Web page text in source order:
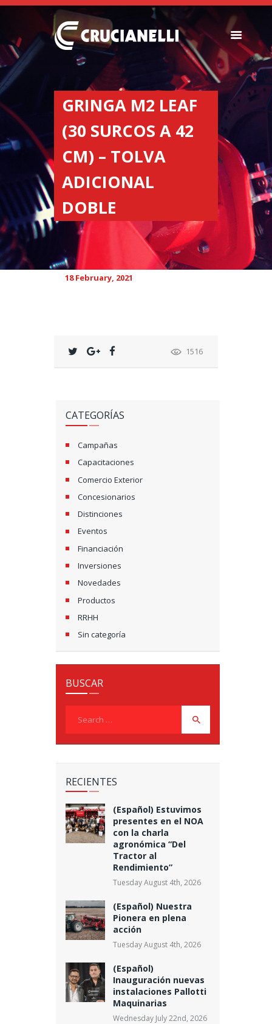
GRINGA M2 LEAF
(30 SURCOS A 42
CM) – TOLVA
ADICIONAL
DOBLE
SEEDERS
FERTILIZER
SPREADERS
ABOUT US
DEALERSHIPS
NEWS
COMPANY
CONTACT
18 February, 2021
1516
CATEGORÍAS
Campañas
Capacitaciones
Comercio Exterior
Concesionarios
Distinciones
Eventos
Financiación
Inversiones
Novedades
Productos
RRHH
Sin categoría
BUSCAR
RECIENTES
(Español) Estuvimos
presentes en el NOA
con la charla
agronómica “Del
Tractor al
Rendimiento”
Tuesday August 4th, 2026
(Español) Nuestra
Pionera en plena
acción
Tuesday August 4th, 2026
(Español)
Inauguración nuevas
instalaciones Pallotti
Maquinarias
Wednesday July 22nd, 2026